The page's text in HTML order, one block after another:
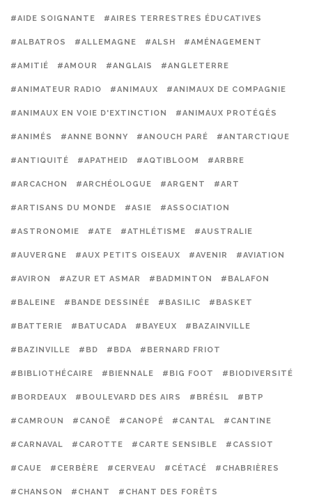
#AIDE SOIGNANTE #AIRES TERRESTRES ÉDUCATIVES
#ALBATROS #ALLEMAGNE #ALSH #AMÉNAGEMENT
#AMITIÉ #AMOUR #ANGLAIS #ANGLETERRE
#ANIMATEUR RADIO #ANIMAUX #ANIMAUX DE COMPAGNIE
#ANIMAUX EN VOIE D'EXTINCTION #ANIMAUX PROTÉGÉS
#ANIMÉS #ANNE BONNY #ANOUCH PARÉ #ANTARCTIQUE
#ANTIQUITÉ #APATHEID #AQTIBLOOM #ARBRE
#ARCACHON #ARCHÉOLOGUE #ARGENT #ART
#ARTISANS DU MONDE #ASIE #ASSOCIATION
#ASTRONOMIE #ATE #ATHLÉTISME #AUSTRALIE
#AUVERGNE #AUX PETITS OISEAUX #AVENIR #AVIATION
#AVIRON #AZUR ET ASMAR #BADMINTON #BALAFON
#BALEINE #BANDE DESSINÉE #BASILIC #BASKET
#BATTERIE #BATUCADA #BAYEUX #BAZAINVILLE
#BAZINVILLE #BD #BDA #BERNARD FRIOT
#BIBLIOTHÉCAIRE #BIENNALE #BIG FOOT #BIODIVERSITÉ
#BORDEAUX #BOULEVARD DES AIRS #BRÉSIL #BTP
#CAMROUN #CANOË #CANOPÉ #CANTAL #CANTINE
#CARNAVAL #CAROTTE #CARTE SENSIBLE #CASSIOT
#CAUE #CERBÈRE #CERVEAU #CÉTACÉ #CHABRIÈRES
#CHANSON #CHANT #CHANT DES FORÊTS